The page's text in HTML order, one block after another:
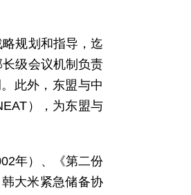
规划和指导，迄
级会议机制负责
此外，东盟与中
），为东盟与
年）、《第二份
大米紧急储备协